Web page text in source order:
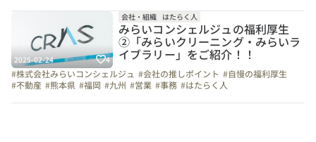
#写真で伝える会社の雰囲気 #ビジョン
2025-02-24 4
会社・組織 はたらく人
みらいコンシェルジュの福利厚生
②「みらいクリーニング・みらいラ
イブラリー」をご紹介！！
#株式会社みらいコンシェルジュ #会社の推しポイント #自慢の福利厚生
#不動産 #熊本県 #福岡 #九州 #営業 #事務 #はたらく人
#社員紹介